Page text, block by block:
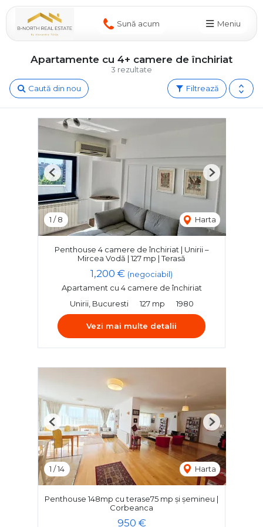
Sună acum Meniu
3 rezultate
Apartamente cu 4+ camere de închiriat
Filtrează
Caută din nou
1 /8 Harta
Previous Next
Penthouse 4 camere de închiriat | Unirii –
Mircea Vodă | 127 mp | Terasă
1,200 € (negociabil)
Apartament cu 4 camere de închiriat
Unirii, Bucuresti
127 mp 1980
Vezi mai multe detalii
1 /14 Harta
Previous Next
Penthouse 148mp cu terase75 mp și șemineu |
Corbeanca
950 €